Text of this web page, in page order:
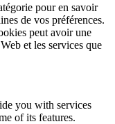
pour en savoir
de vos préférences.
peut avoir une
et les services que
you with services
of its features.